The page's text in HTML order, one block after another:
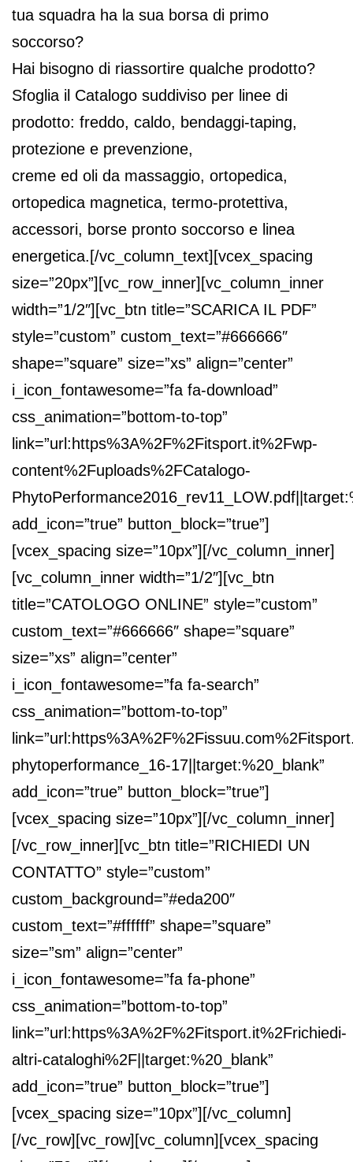
tua squadra ha la sua borsa di primo
soccorso?
Hai bisogno di riassortire qualche prodotto?
Sfoglia il Catalogo suddiviso per linee di
prodotto: freddo, caldo, bendaggi-taping,
protezione e prevenzione,
creme ed oli da massaggio, ortopedica,
ortopedica magnetica, termo-protettiva,
accessori, borse pronto soccorso e linea
energetica.[/vc_column_text][vcex_spacing
size=”20px”][vc_row_inner][vc_column_inner
width=”1/2″][vc_btn title=”SCARICA IL PDF”
style=”custom” custom_text=”#666666″
shape=”square” size=”xs” align=”center”
i_icon_fontawesome=”fa fa-download”
css_animation=”bottom-to-top”
link=”url:https%3A%2F%2Fitsport.it%2Fwp-
content%2Fuploads%2FCatalogo-
add_icon=”true” button_block=”true”]
[vcex_spacing size=”10px”][/vc_column_inner]
[vc_column_inner width=”1/2″][vc_btn
title=”CATOLOGO ONLINE” style=”custom”
custom_text=”#666666″ shape=”square”
size=”xs” align=”center”
i_icon_fontawesome=”fa fa-search”
css_animation=”bottom-to-top”
phytoperformance_16-17||target:%20_blank”
add_icon=”true” button_block=”true”]
[vcex_spacing size=”10px”][/vc_column_inner]
[/vc_row_inner][vc_btn title=”RICHIEDI UN
CONTATTO” style=”custom”
custom_background=”#eda200″
custom_text=”#ffffff” shape=”square”
size=”sm” align=”center”
i_icon_fontawesome=”fa fa-phone”
css_animation=”bottom-to-top”
link=”url:https%3A%2F%2Fitsport.it%2Frichiedi-
altri-cataloghi%2F||target:%20_blank”
add_icon=”true” button_block=”true”]
[vcex_spacing size=”10px”][/vc_column]
[/vc_row][vc_row][vc_column][vcex_spacing